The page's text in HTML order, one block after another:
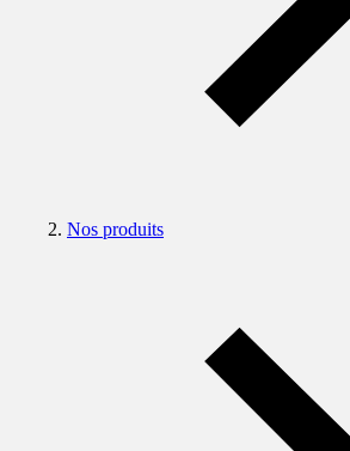
Nos produits